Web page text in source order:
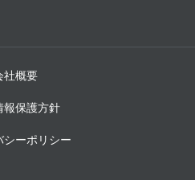
社概要
報保護方針
シーポリシー